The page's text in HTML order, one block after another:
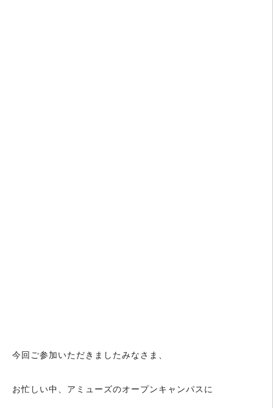
今回ご参加いただきましたみなさま、
お忙しい中、アミューズのオープンキャンパスに